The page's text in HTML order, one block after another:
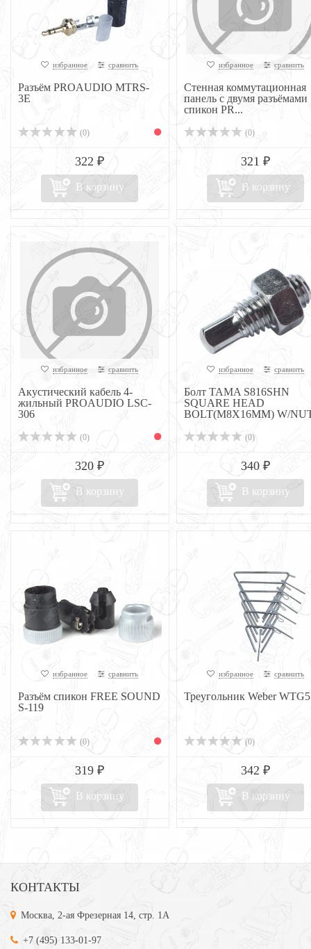
избранное сравнить
Разъём PROAUDIO MTRS-
3E
(0)
322 ₽
В корзину
избранное сравнить
Стенная коммутационная
панель с двумя разъёмами
спикон PR...
(0)
321 ₽
В корзину
избранное сравнить
Акустический кабель 4-
жильный PROAUDIO LSC-
306
(0)
320 ₽
В корзину
избранное сравнить
Болт TAMA S816SHN
SQUARE HEAD
BOLT(M8X16MM) W/
(0)
340 ₽
В корзину
избранное сравнить
Разъём спикон FREE SOUND
S-119
(0)
319 ₽
В корзину
избранное сравнить
Треугольник Weber WTG5
(0)
342 ₽
В корзину
КОНТАКТЫ
Москва, 2-ая Фрезерная 14, стр. 1А
+7 (495) 133-01-97